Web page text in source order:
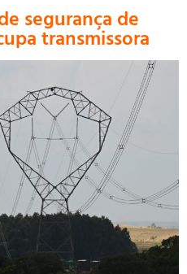
segurança de
transmissora